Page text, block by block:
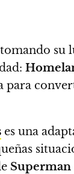
su
es una
Superman